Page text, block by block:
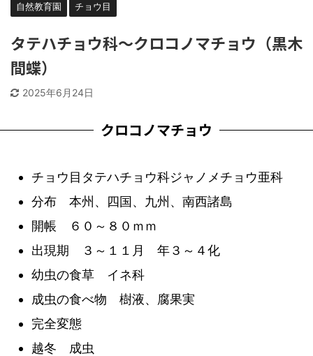
自然教育園 チョウ目
タテハチョウ科～クロコノマチョウ（黒木
間蝶）
2025年6月24日
クロコノマチョウ
チョウ目タテハチョウ科ジャノメチョウ亜科
分布 本州、四国、九州、南西諸島
開帳 ６０～８０ｍｍ
出現期 ３～１１月 年３～４化
幼虫の食草 イネ科
成虫の食べ物 樹液、腐果実
完全変態
越冬 成虫